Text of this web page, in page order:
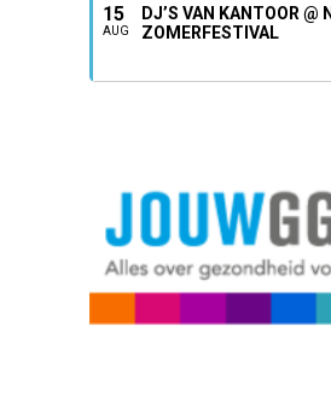
15
AUG
DJ’S VAN KANTOOR @
ZOMERFESTIVAL